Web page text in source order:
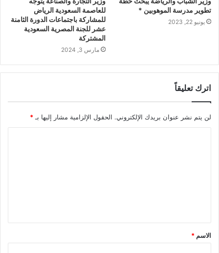
تطوير مدرسة الموهوبين *
يونيو 22, 2023
للعاصمة السعودية الرياض
للمشاركة باجتماعات الدورة الثامنة
عشر للجنة المصرية السعودية
المشتركة
مارس 3, 2024
اترك تعليقاً
لن يتم نشر عنوان بريدك الإلكتروني. الحقول الإلزامية مشار إليها بـ*
ق
*
الاسم *